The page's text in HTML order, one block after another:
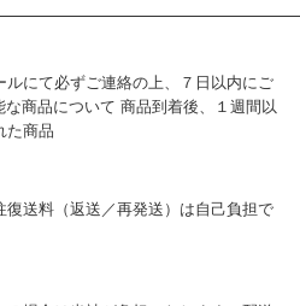
にて必ずご連絡の上、７日以内にご
商品について 商品到着後、１週間以
た商品
送料（返送／再発送）は自己負担で